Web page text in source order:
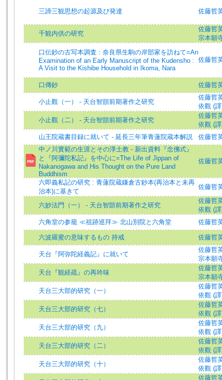
三諦三観思想の起源及び発達 佐藤哲
千観内供の研究
佐藤哲
宗本願
口伝鈔の古写本調査 : 奈良県生駒の岸部家を訪ねて=An
Examination of an Early Manuscript of the Kudensho :
A Visit to the Kishibe Household in Ikoma, Nara
佐藤哲
口傳鈔 佐藤哲
小止觀（一） - 天台智顗前期著作之研究
佐藤哲
依觀 (
小止觀（二） - 天台智顗前期著作之研究
佐藤哲
依觀 (
山王院蔵書目録に就いて - 延長三年筆青蓮院蔵本解説
佐藤哲
中ノ川實範の生涯とその淨土教 - 新出資料『念佛式』
と『阿彌陀私記』を中心に=The Life of Jippan of
Nakanogawa and His Thought on the Pure Land
Buddhism
佐藤哲
六即義私記の研究 : 青蓮院蔵鎌倉古鈔本(再治本と未再
治本)に基きて
佐藤哲
六妙法門（一） - 天台智顗前期著作之研究
佐藤哲
依觀 (
六角堂の参籠 ≪祖跡巡拜≫ 北山別院と六角堂
佐藤哲
六波羅蜜の意味するもの 持戒 佐藤哲
天台『阿弥陀経義記』に就いて
佐藤哲
宗本願
天台『観経疏』の再吟味
佐藤哲
宗本願
天台三大部的研究（一）
佐藤哲
依觀 (
天台三大部的研究（七）
佐藤哲
依觀 (
天台三大部的研究（九）
佐藤哲
依觀 (
天台三大部的研究（二）
佐藤哲
依觀 (
天台三大部的研究（十）
佐藤哲
依觀 (
佐藤哲